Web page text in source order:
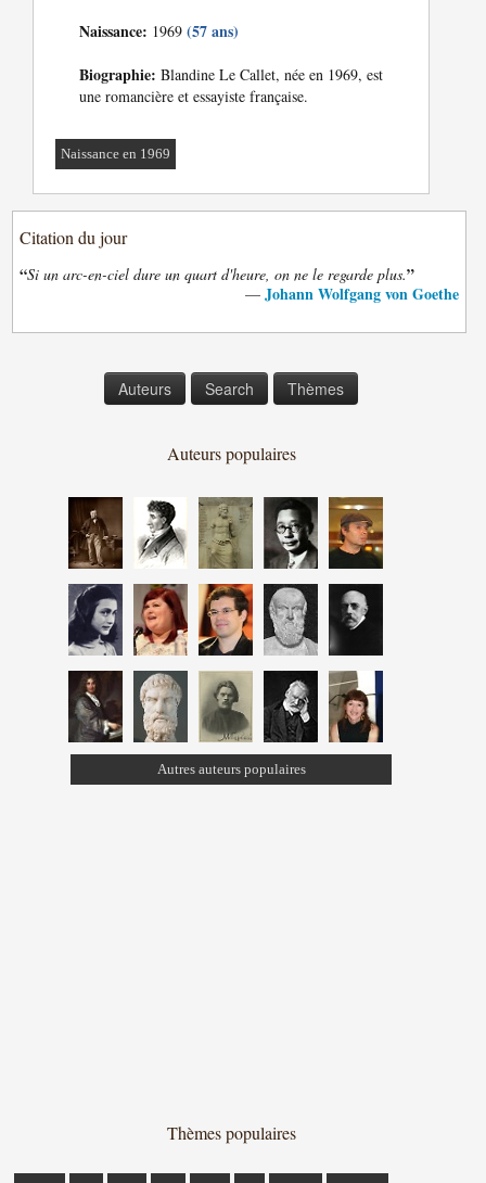
Naissance: 1969(57 ans)
Biographie: Blandine Le Callet, née en 1969, est
une romancière et essayiste française.
Naissance en 1969
Citation du jour
“Si un arc-en-ciel dure un quart d'heure, on ne le regarde plus.”
— Johann Wolfgang von Goethe
Auteurs Search Thèmes
Auteurs populaires
Autres auteurs populaires
Thèmes populaires